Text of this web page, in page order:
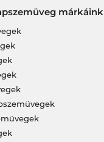
márkáink